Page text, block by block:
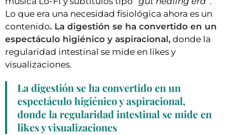
Lo que era una necesidad fisiológica ahora es un
contenido. La digestión se ha convertido en un
espectáculo higiénico y aspiracional, donde la
regularidad intestinal se mide en likes y
visualizaciones.
La digestión se ha convertido en un
espectáculo higiénico y aspiracional,
donde la regularidad intestinal se mide en
likes y visualizaciones